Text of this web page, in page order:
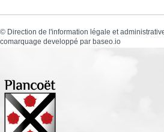
© Direction de l'information légale et
comarquage developpé par baseo.io